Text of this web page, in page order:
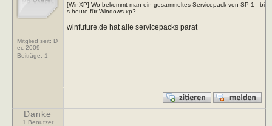
Mitglied seit: D
ec 2009
Beiträge: 1
[WinXP] Wo bekommt man ein gesammeltes Servicepack von SP 1 - bi
s heute für Windows xp?
winfuture.de hat alle servicepacks parat
Danke
1 Benutzer